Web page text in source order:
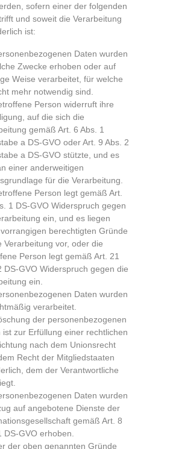
sofern einer der folgenden
und soweit die Verarbeitung
ist:
Daten wurden
Zwecke erhoben oder auf
Weise verarbeitet, für welche
mehr notwendig sind.
Person widerruft ihre
auf die sich die
gemäß Art. 6 Abs. 1
a DS-GVO oder Art. 9 Abs. 2
a DS-GVO stützte, und es
einer anderweitigen
für die Verarbeitung.
Person legt gemäß Art.
1 DS-GVO Widerspruch gegen
ein, und es liegen
berechtigten Gründe
Verarbeitung vor, oder die
Person legt gemäß Art. 21
DS-GVO Widerspruch gegen die
ein.
Daten wurden
verarbeitet.
der personenbezogenen
ist zur Erfüllung einer rechtlichen
nach dem Unionsrecht
Recht der Mitgliedstaaten
dem der Verantwortliche
Daten wurden
auf angebotene Dienste der
gemäß Art. 8
DS-GVO erhoben.
der oben genannten Gründe